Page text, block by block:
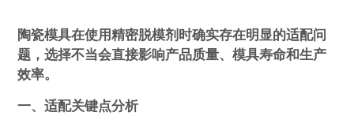
陶瓷模具在使用精密脱模剂时确实存在明显的适配问
题，选择不当会直接影响产品质量、模具寿命和生产
效率。
一、适配关键点分析